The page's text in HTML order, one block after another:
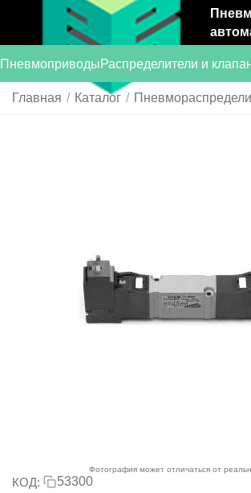
ПневмоприводыРаспределители и
Главная / Каталог /
Фотография может отличаться от
КОД: 53300